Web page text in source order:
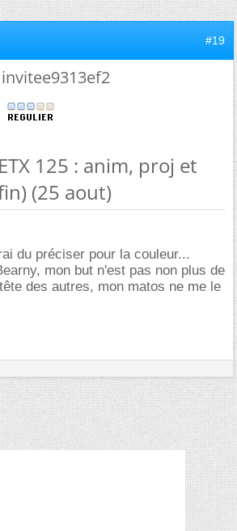
#19
invitee9313ef2
125 : anim, proj et
(25 aout)
du préciser pour la couleur...
mon but n'est pas non plus de
des autres, mon matos ne me le